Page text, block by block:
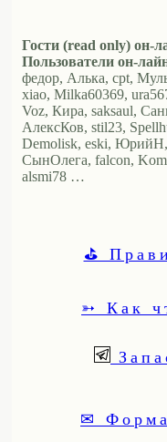
Гости (read only) он-
Пользователи он-
федор, Алька, cpt,
xiao, Milka60369,
Voz, Кира, saksaul,
АлексКов, stil23,
Demolisk, eski, ЮрийН,
СынОлега, falcon,
alsmi78 …
⛳
➳ Как
✉